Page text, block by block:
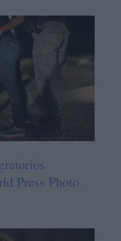
Press Photo